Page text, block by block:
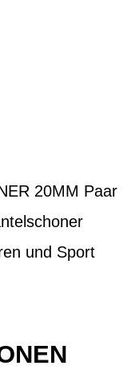
20MM Paar
und Sport